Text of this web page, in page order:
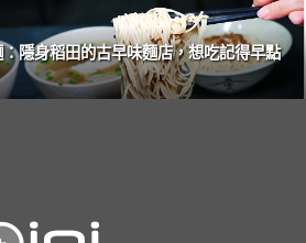
隱身稻田的古早味麵店，想吃記得早點